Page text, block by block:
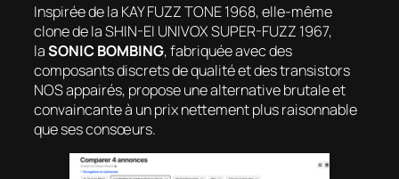
Inspirée de la KAY FUZZ TONE 1968, elle-même
clone de la SHIN-EI UNIVOX SUPER-FUZZ 1967,
laSONIC BOMBING, fabriquée avec des
composants discrets de qualité et des transistors
NOS appairés, propose une alternative brutale et
convaincante à un prix nettement plus raisonnable
que ses consœurs.